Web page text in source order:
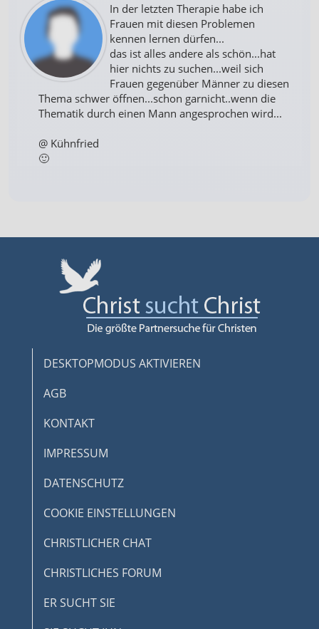
In der letzten Therapie habe ich
Frauen mit diesen Problemen
kennen lernen dürfen...
das ist alles andere als schön...hat
hier nichts zu suchen...weil sich
Frauen gegenüber Männer zu diesen
Thema schwer öffnen...schon garnicht..wenn die
Thematik durch einen Mann angesprochen wird...
@ Kühnfried
🙂
DESKTOPMODUS AKTIVIEREN
AGB
KONTAKT
IMPRESSUM
DATENSCHUTZ
COOKIE EINSTELLUNGEN
CHRISTLICHER CHAT
CHRISTLICHES FORUM
ER SUCHT SIE